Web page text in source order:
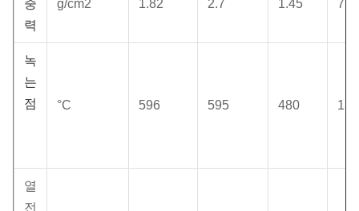
중
력
g/cm2 1.82 2.7 1.45
녹
는
점
°C 596 595 480
열
전